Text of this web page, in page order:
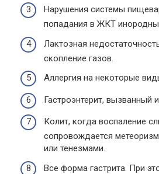
Нарушения системы
попадания в ЖКТ
Лактозная
скопление газов.
Аллергия на некоторые
Гастроэнтерит, вызванный
Колит, когда воспаление
сопровождается
или тенезмами.
Все форма гастрита. При